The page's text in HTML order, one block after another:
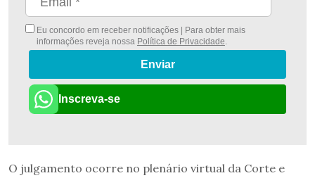
Eu concordo em receber notificações | Para obter mais
informações reveja nossa Política de Privacidade.
Enviar
Inscreva-se
O julgamento ocorre no plenário virtual da Corte e